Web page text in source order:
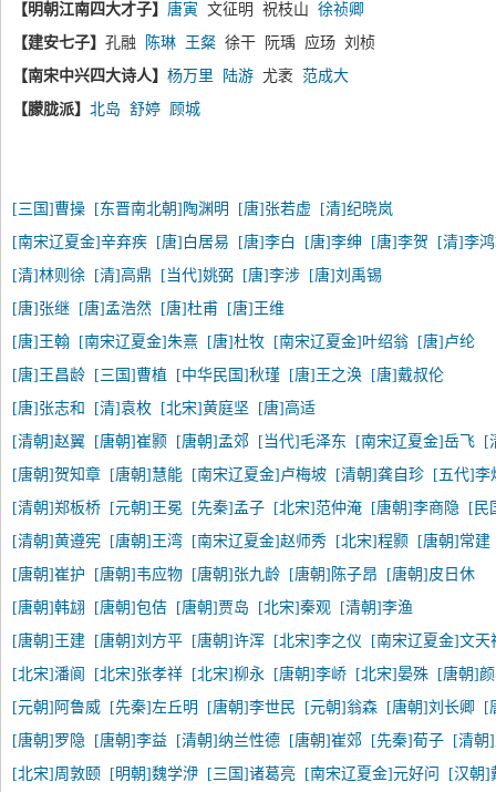
【明朝江南四大才子】 唐寅 文征明 祝枝山 徐祯卿
【建安七子】 孔融 陈琳 王粲 徐干 阮瑀 应玚 刘桢
【南宋中兴四大诗人】 杨万里 陆游 尤袤 范成大
【朦胧派】 北岛 舒婷 顾城
[三国]曹操 [东晋南北朝]陶渊明 [唐]张若虚
[清]纪晓岚
[南宋辽夏金]辛弃疾
[唐]白居易 [唐]李白 [唐]李绅 [唐]李贺
[清]李
[清]林则徐
[清]高鼎 [当代]姚弼 [唐]李涉
[唐]刘禹锡
[唐]张继
[唐]孟浩然 [唐]杜甫
[唐]王维
[唐]王翰
[南宋辽夏金]朱熹 [唐]杜牧 [南宋辽夏金]叶绍翁
[唐]卢纶
[唐]王昌龄
[三国]曹植 [中华民国]秋瑾 [唐]王之涣
[唐]戴叔伦
[唐]张志和
[清]袁枚 [北宋]黄庭坚
[唐]高适
[清朝]赵翼
[唐朝]崔颢 [唐朝]孟郊 [当代]毛泽东 [南宋辽夏金]岳飞
[
[唐朝]贺知章
[唐朝]慧能 [南宋辽夏金]卢梅坡 [清朝]龚自珍
[五代]李
[清朝]郑板桥
[元朝]王冕 [先秦]孟子 [北宋]范仲淹 [唐朝]李商隐
[民
[清朝]黄遵宪
[唐朝]王湾 [南宋辽夏金]赵师秀 [北宋]程颢
[唐朝]常建
[唐朝]崔护
[唐朝]韦应物 [唐朝]张九龄 [唐朝]陈子昂
[唐朝]皮日休
[唐朝]韩翃
[唐朝]包佶 [唐朝]贾岛 [北宋]秦观
[清朝]李渔
[唐朝]王建
[唐朝]刘方平 [唐朝]许浑 [北宋]李之仪
[南宋辽夏金]文天
[北宋]潘阆
[北宋]张孝祥 [北宋]柳永 [唐朝]李峤 [北宋]晏殊
[唐朝]
[元朝]阿鲁威
[先秦]左丘明 [唐朝]李世民 [元朝]翁森 [唐朝]刘长卿
[
[唐朝]罗隐
[唐朝]李益 [清朝]纳兰性德 [唐朝]崔郊 [先秦]荀子
[清朝
[北宋]周敦颐
[明朝]魏学洢 [三国]诸葛亮 [南宋辽夏金]元好问
[汉朝]